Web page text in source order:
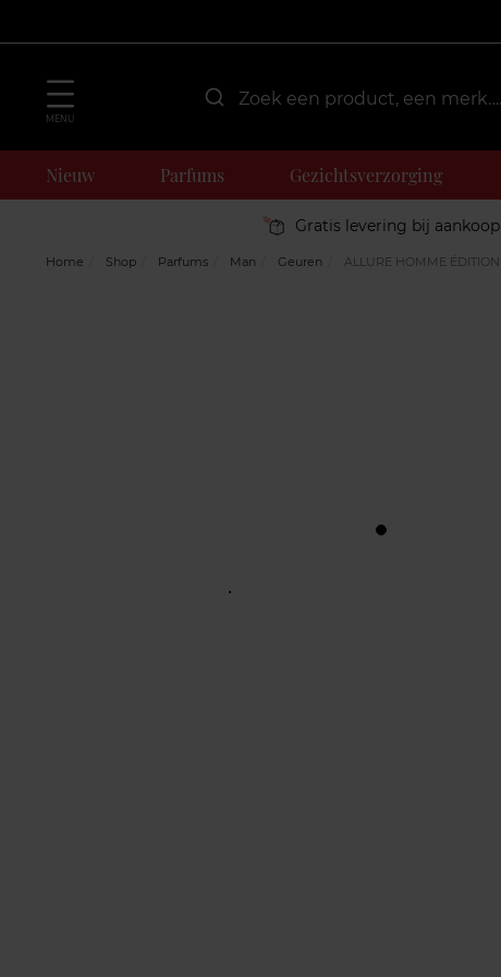
MENU
Nieuw Parfums Gezichtsverzorging
Gratis levering bij
Home Shop Parfums Man Geuren ALLURE HOMME